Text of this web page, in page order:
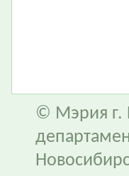
© Мэрия г.